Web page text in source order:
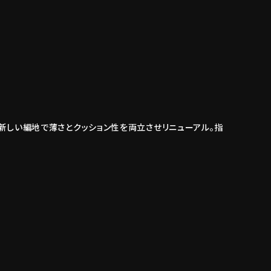
い編地で薄さとクッション性を両立させリニューアル。指